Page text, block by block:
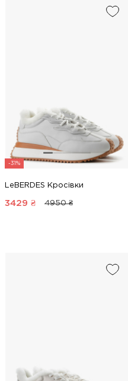
-31%
LeBERDES Кросівки
3429 ₴ 4950 ₴